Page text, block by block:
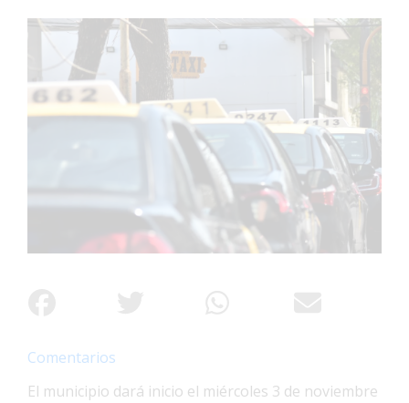
Interés
La
Ciudad
Espectáculos
Familia
Clasificados
Comentarios
El municipio dará inicio el miércoles 3 de noviembre